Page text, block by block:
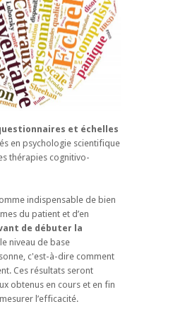
et échelles
en psychologie scientifique
thérapies cognitivo-
indispensable de bien
du patient et d’en
de débuter la
niveau de base
c'est-à-dire comment
Ces résultats seront
obtenus en cours et en fin
l’efficacité.